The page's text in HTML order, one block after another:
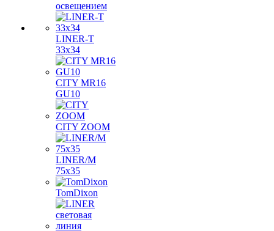
освещением
LINER-T
33x34
CITY MR16
GU10
CITY ZOOM
LINER/M
75х35
TomDixon